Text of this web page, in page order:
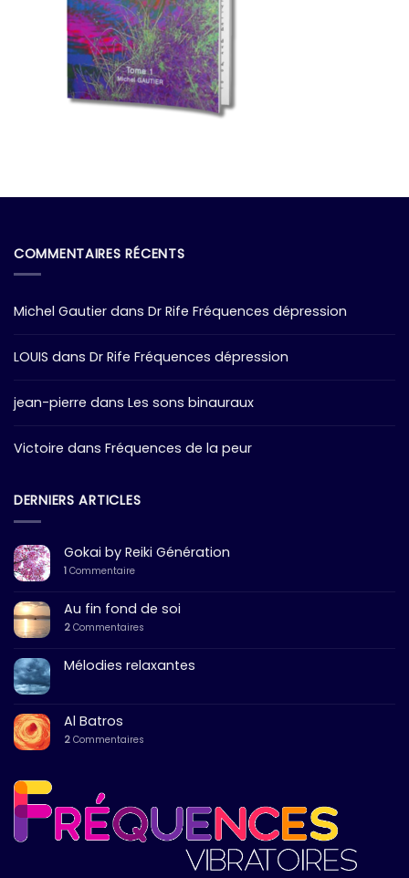
COMMENTAIRES RÉCENTS
Michel Gautier dans Dr Rife Fréquences dépression
LOUIS dans Dr Rife Fréquences dépression
jean-pierre dans Les sons binauraux
Victoire dans Fréquences de la peur
DERNIERS ARTICLES
Gokai by Reiki Génération
1 Commentaire
Au fin fond de soi
2 Commentaires
Mélodies relaxantes
Al Batros
2 Commentaires